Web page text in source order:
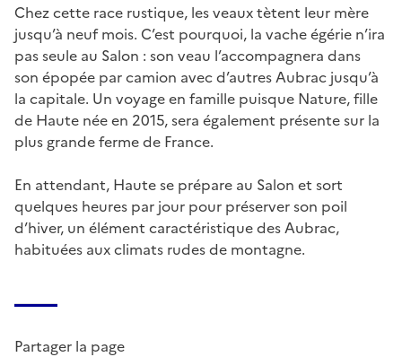
Chez cette race rustique, les veaux tètent leur mère
jusqu’à neuf mois. C’est pourquoi, la vache égérie n’ira
pas seule au Salon : son veau l’accompagnera dans
son épopée par camion avec d’autres Aubrac jusqu’à
la capitale. Un voyage en famille puisque Nature, fille
de Haute née en 2015, sera également présente sur la
plus grande ferme de France.
En attendant, Haute se prépare au Salon et sort
quelques heures par jour pour préserver son poil
d’hiver, un élément caractéristique des Aubrac,
habituées aux climats rudes de montagne.
Partager la page